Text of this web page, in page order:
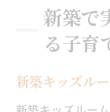
新築で
る子育
新築キッズル